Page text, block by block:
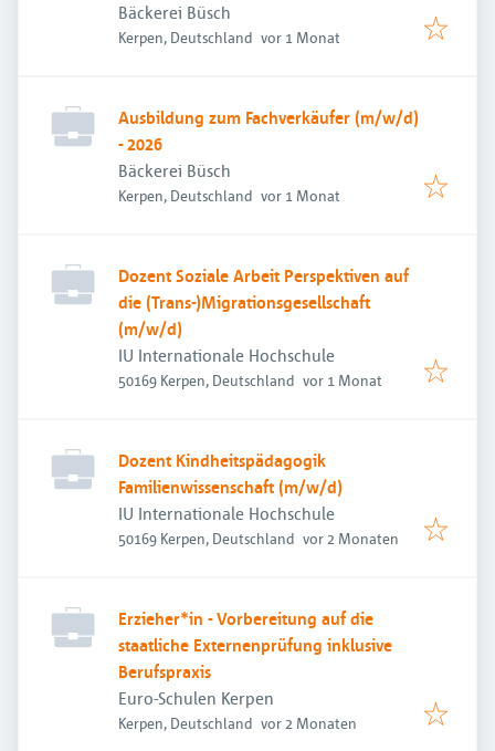
Bäckerei Büsch
Kerpen, Deutschland Veröffentlicht
vor 1 Monat
Ausbildung zum Fachverkäufer (m/w/d)
- 2026
Bäckerei Büsch
Kerpen, Deutschland Veröffentlicht
vor 1 Monat
Dozent Soziale Arbeit Perspektiven auf
die (Trans-)Migrationsgesellschaft
(m/w/d)
IU Internationale Hochschule
50169 Kerpen, Deutschland Veröffentlicht
vor 1 Monat
Dozent Kindheitspädagogik
Familienwissenschaft (m/w/d)
IU Internationale Hochschule
50169 Kerpen, Deutschland Veröffentlicht:
vor 2 Monaten
Erzieher*in - Vorbereitung auf die
staatliche Externenprüfung inklusive
Berufspraxis
Euro-Schulen Kerpen
Kerpen, Deutschland Veröffentlicht:
vor 2 Monaten